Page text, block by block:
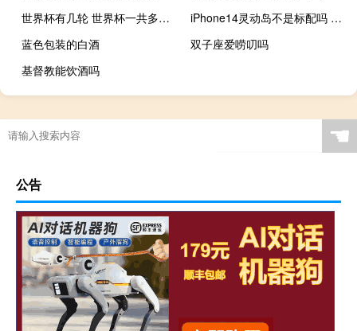
世界杯有几轮 世界杯一共多少天
iPhone14灵动岛不是标配吗 曝iPhone14发布会定档
蓝色包装的白酒
双子座爱唠叨吗
基督教能饮酒吗
☚
公告